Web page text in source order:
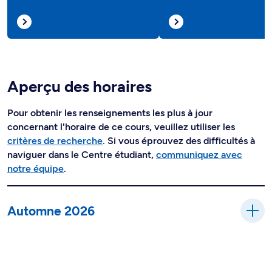
Aperçu des horaires
Pour obtenir les renseignements les plus à jour
concernant l'horaire de ce cours, veuillez utiliser les
critères de recherche. Si vous éprouvez des difficultés à
naviguer dans le Centre étudiant, communiquez avec
notre équipe.
Automne 2026